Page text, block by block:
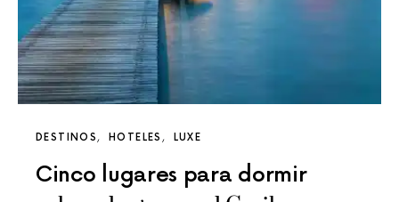
DESTINOS HOTELES LUXE
Cinco lugares para dormir